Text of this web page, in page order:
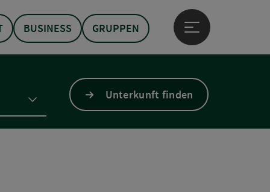
BUSINESS GRUPPEN
Hauptmenü öffnen
Unterkunft finden